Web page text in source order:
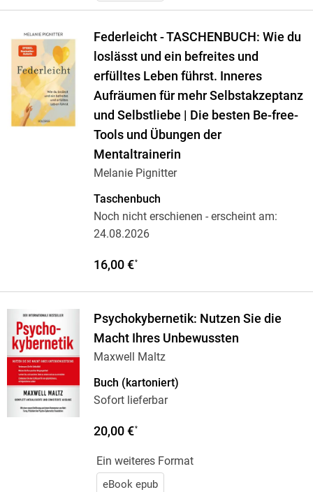
Federleicht - TASCHENBUCH: Wie du
loslässt und ein befreites und
erfülltes Leben führst. Inneres
Aufräumen für mehr Selbstakzeptanz
und Selbstliebe | Die besten Be-free-
Tools und Übungen der
Mentaltrainerin
Melanie Pignitter
Taschenbuch
Noch nicht erschienen - erscheint am:
24.08.2026
16,00 €*
Psychokybernetik: Nutzen Sie die
Macht Ihres Unbewussten
Maxwell Maltz
Buch (kartoniert)
Sofort lieferbar
20,00 €*
Ein weiteres Format
eBook epub